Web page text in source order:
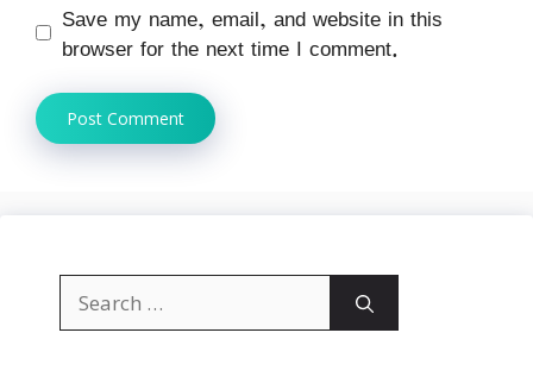
Save my name, email, and website in this
browser for the next time I comment.
Search
for: